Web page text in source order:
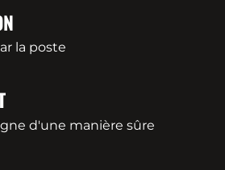
la poste
d'une manière sûre